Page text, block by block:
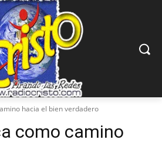
hacia el bien verdadero
como camino